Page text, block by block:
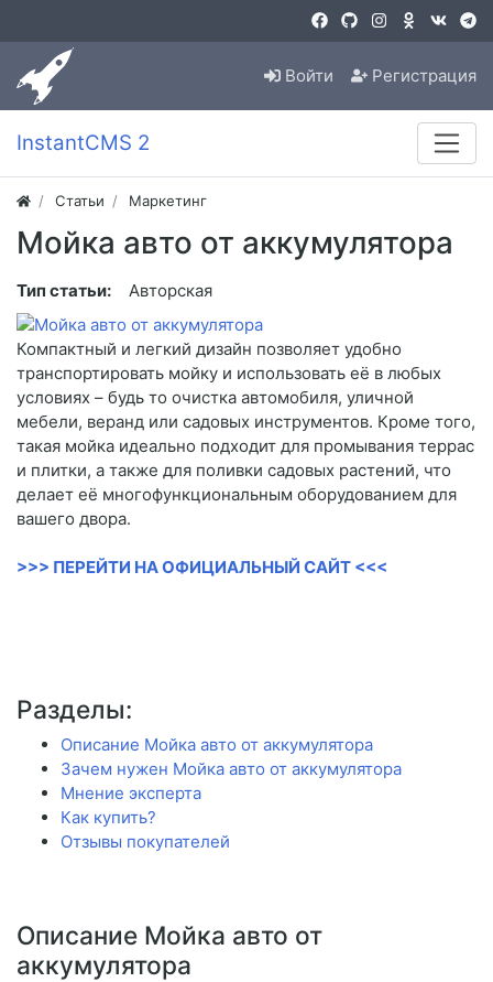
Войти Регистрация
InstantCMS 2
Статьи Маркетинг
Мойка авто от аккумулятора
Тип статьи: Авторская
Компактный и легкий дизайн позволяет удобно
транспортировать мойку и использовать её в любых
условиях – будь то очистка автомобиля, уличной
мебели, веранд или садовых инструментов. Кроме того,
такая мойка идеально подходит для промывания террас
и плитки, а также для поливки садовых растений, что
делает её многофункциональным оборудованием для
вашего двора.
>>> ПЕРЕЙТИ НА ОФИЦИАЛЬНЫЙ САЙТ <<<
Разделы:
Описание Мойка авто от аккумулятора
Зачем нужен Мойка авто от аккумулятора
Мнение эксперта
Как купить?
Отзывы покупателей
Описание Мойка авто от
аккумулятора